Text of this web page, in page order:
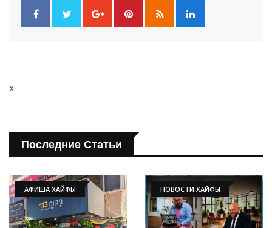
x
Последние Статьи
АФИША ХАЙФЫ НОВОСТИ ХАЙФЫ